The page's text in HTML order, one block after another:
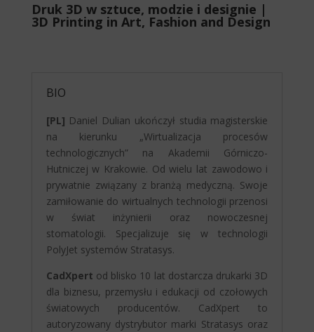
Druk 3D w sztuce, modzie i designie |
3D Printing in Art, Fashion and Design
BIO
[PL] Daniel Dulian ukończył studia magisterskie
na kierunku „Wirtualizacja procesów
technologicznych” na Akademii Górniczo-
Hutniczej w Krakowie. Od wielu lat zawodowo i
prywatnie związany z branżą medyczną. Swoje
zamiłowanie do wirtualnych technologii przenosi
w świat inżynierii oraz nowoczesnej
stomatologii. Specjalizuje się w technologii
PolyJet systemów Stratasys.
CadXpert od blisko 10 lat dostarcza drukarki 3D
dla biznesu, przemysłu i edukacji od czołowych
światowych producentów. CadXpert to
autoryzowany dystrybutor marki Stratasys oraz